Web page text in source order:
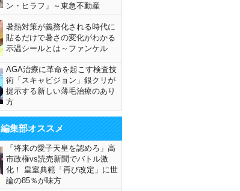
ン・ヒラフ」～東急不動産
暑熱対策が義務化される時代に
貼るだけで暑さの変化がわかる
示温シールとは～ファンケル
AGA治療に革命を起こす検査技
術「スキャビジョン」銀クリが
提示する新しい薄毛治療のあり
方
編集部オススメ
「将来の愛子天皇を認めろ」高
市政権vs読売新聞でバトル激
化！ 皇室典範「再び改定」に世
論の85％が味方